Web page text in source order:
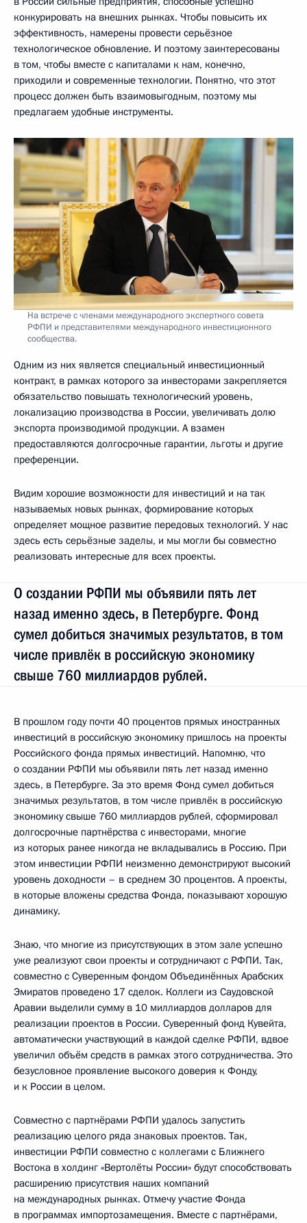
конкурировать на внешних рынках. Чтобы повысить их
эффективность, намерены провести серьёзное
технологическое обновление. И поэтому заинтересованы
в том, чтобы вместе с капиталами к нам, конечно,
приходили и современные технологии. Понятно, что этот
процесс должен быть взаимовыгодным, поэтому мы
предлагаем удобные инструменты.
На встрече с членами международного экспертного совета
РФПИ и представителями международного инвестиционного
сообщества.
Одним из них является специальный инвестиционный
контракт, в рамках которого за инвесторами закрепляется
обязательство повышать технологический уровень,
локализацию производства в России, увеличивать долю
экспорта производимой продукции. А взамен
предоставляются долгосрочные гарантии, льготы и другие
преференции.
Видим хорошие возможности для инвестиций и на так
называемых новых рынках, формирование которых
определяет мощное развитие передовых технологий. У нас
здесь есть серьёзные заделы, и мы могли бы совместно
реализовать интересные для всех проекты.
О создании РФПИ мы объявили пять лет
назад именно здесь, в Петербурге. Фонд
сумел добиться значимых результатов, в том
числе привлёк в российскую экономику
свыше 760 миллиардов рублей.
В прошлом году почти 40 процентов прямых иностранных
инвестиций в российскую экономику пришлось на проекты
Российского фонда прямых инвестиций. Напомню, что
о создании РФПИ мы объявили пять лет назад именно
здесь, в Петербурге. За это время Фонд сумел добиться
значимых результатов, в том числе привлёк в российскую
экономику свыше 760 миллиардов рублей, сформировал
долгосрочные партнёрства с инвесторами, многие
из которых ранее никогда не вкладывались в Россию. При
этом инвестиции РФПИ неизменно демонстрируют высокий
уровень доходности – в среднем 30 процентов. А проекты,
в которые вложены средства Фонда, показывают хорошую
динамику.
Знаю, что многие из присутствующих в этом зале успешно
уже реализуют свои проекты и сотрудничают с РФПИ. Так,
совместно с Суверенным фондом Объединённых Арабских
Эмиратов проведено 17 сделок. Коллеги из Саудовской
Аравии выделили сумму в 10 миллиардов долларов для
реализации проектов в России. Суверенный фонд Кувейта,
автоматически участвующий в каждой сделке РФПИ, вдвое
увеличил объём средств в рамках этого сотрудничества. Это
безусловное проявление высокого доверия к Фонду,
и к России в целом.
Совместно с партнёрами РФПИ удалось запустить
реализацию целого ряда знаковых проектов. Так,
инвестиции РФПИ совместно с коллегами с Ближнего
Востока в холдинг «Вертолёты России» будут способствовать
расширению присутствия наших компаний
на международных рынках. Отмечу участие Фонда
в программах импортозамещения. Вместе с партнёрами,